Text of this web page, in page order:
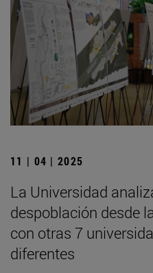
11 | 04 | 2025
La Universidad
despoblación desde
con otras 7
diferentes